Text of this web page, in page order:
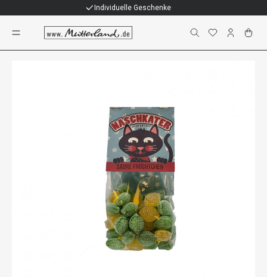
Individuelle Geschenke